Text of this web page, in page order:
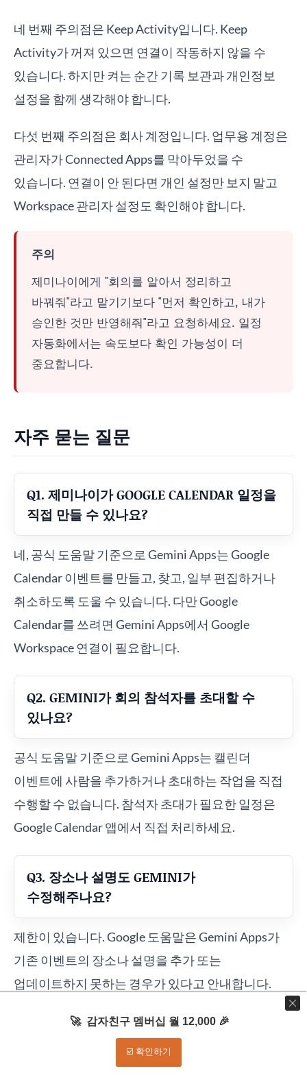
네 번째 주의점은 Keep Activity입니다. Keep
Activity가 꺼져 있으면 연결이 작동하지 않을 수
있습니다. 하지만 켜는 순간 기록 보관과 개인정보
설정을 함께 생각해야 합니다.
다섯 번째 주의점은 회사 계정입니다. 업무용 계정은
관리자가 Connected Apps를 막아두었을 수
있습니다. 연결이 안 된다면 개인 설정만 보지 말고
Workspace 관리자 설정도 확인해야 합니다.
주의
제미나이에게 "회의를 알아서 정리하고
바꿔줘"라고 맡기기보다 "먼저 확인하고, 내가
승인한 것만 반영해줘"라고 요청하세요. 일정
자동화에서는 속도보다 확인 가능성이 더
중요합니다.
자주 묻는 질문
Q1. 제미나이가 GOOGLE CALENDAR 일정을
직접 만들 수 있나요?
네, 공식 도움말 기준으로 Gemini Apps는 Google
Calendar 이벤트를 만들고, 찾고, 일부 편집하거나
취소하도록 도울 수 있습니다. 다만 Google
Calendar를 쓰려면 Gemini Apps에서 Google
Workspace 연결이 필요합니다.
Q2. GEMINI가 회의 참석자를 초대할 수
있나요?
공식 도움말 기준으로 Gemini Apps는 캘린더
이벤트에 사람을 추가하거나 초대하는 작업을 직접
수행할 수 없습니다. 참석자 초대가 필요한 일정은
Google Calendar 앱에서 직접 처리하세요.
Q3. 장소나 설명도 GEMINI가
수정해주나요?
제한이 있습니다. Google 도움말은 Gemini Apps가
기존 이벤트의 장소나 설명을 추가 또는
업데이트하지 못하는 경우가 있다고 안내합니다.
수정하는 편이 안전합니다.
🚀 감자친구 멤버십 월 12,000 🎉
☑️ 확인하기